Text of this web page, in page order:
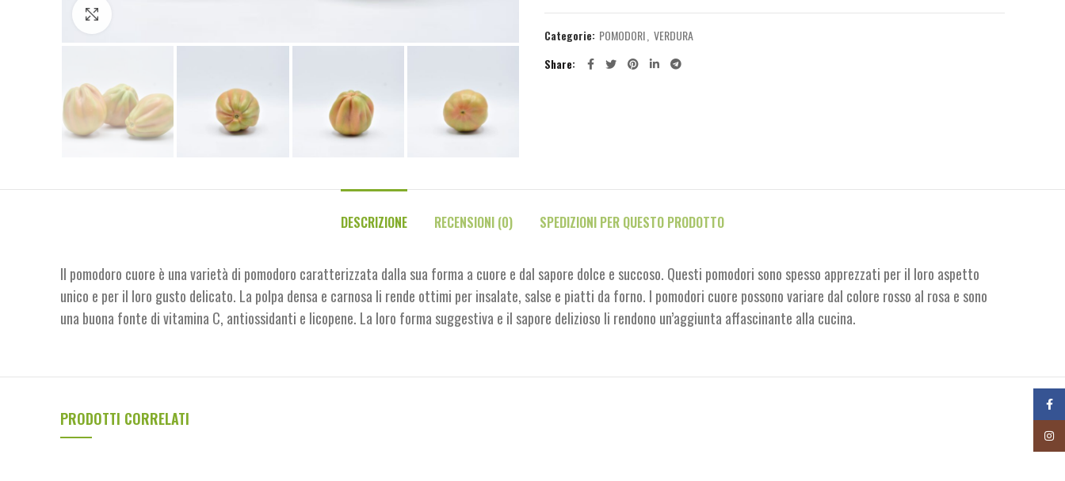
Categorie: POMODORI VERDURA
Share
DESCRIZIONE RECENSIONI (0) SPEDIZIONI PER QUESTO PRODOTTO
Il pomodoro cuore è una varietà di pomodoro caratterizzata dalla sua forma a cuore e dal sapore dolce e succoso. Questi pomodori sono spesso apprezzati per il loro aspetto
unico e per il loro gusto delicato. La polpa densa e carnosa li rende ottimi per insalate, salse e piatti da forno. I pomodori cuore possono variare dal colore rosso al rosa e sono
una buona fonte di vitamina C, antiossidanti e licopene. La loro forma suggestiva e il sapore delizioso li rendono un’aggiunta affascinante alla cucina.
PRODOTTI CORRELATI